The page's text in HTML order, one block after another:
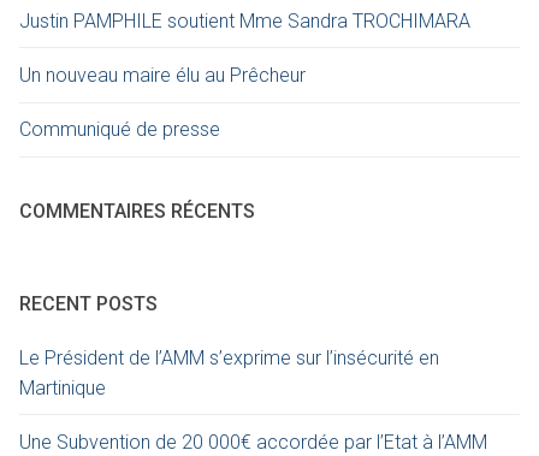
Justin PAMPHILE soutient Mme Sandra TROCHIMARA
Un nouveau maire élu au Prêcheur
Communiqué de presse
COMMENTAIRES RÉCENTS
RECENT POSTS
Le Président de l’AMM s’exprime sur l’insécurité en
Martinique
Une Subvention de 20 000€ accordée par l’Etat à l’AMM